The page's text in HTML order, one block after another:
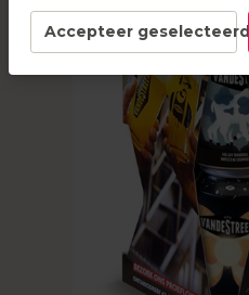
Accepteer geselecteerd